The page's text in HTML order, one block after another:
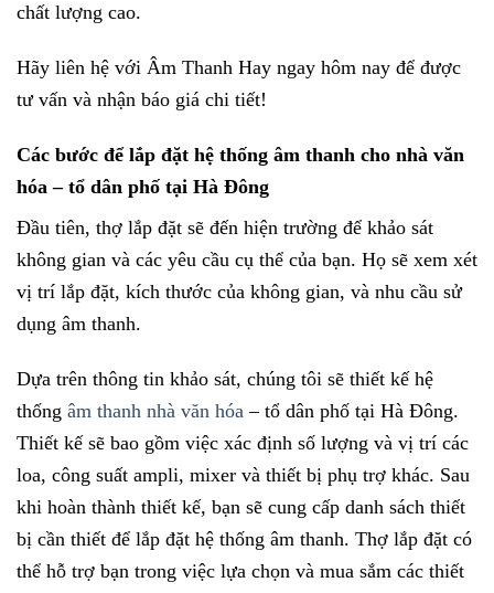
chất lượng cao.
Hãy liên hệ với Âm Thanh Hay ngay hôm nay để được
tư vấn và nhận báo giá chi tiết!
Các bước để lắp đặt hệ thống âm thanh cho nhà văn
hóa – tổ dân phố tại Hà Đông
Đầu tiên, thợ lắp đặt sẽ đến hiện trường để khảo sát
không gian và các yêu cầu cụ thể của bạn. Họ sẽ xem xét
vị trí lắp đặt, kích thước của không gian, và nhu cầu sử
dụng âm thanh.
Dựa trên thông tin khảo sát, chúng tôi sẽ thiết kế hệ
thống âm thanh nhà văn hóa – tổ dân phố tại Hà Đông.
Thiết kế sẽ bao gồm việc xác định số lượng và vị trí các
loa, công suất ampli, mixer và thiết bị phụ trợ khác. Sau
khi hoàn thành thiết kế, bạn sẽ cung cấp danh sách thiết
bị cần thiết để lắp đặt hệ thống âm thanh. Thợ lắp đặt có
thể hỗ trợ bạn trong việc lựa chọn và mua sắm các thiết